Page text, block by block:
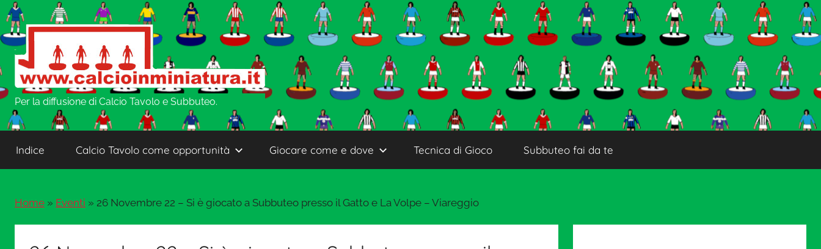
Salta
al
contenuto
w
w
w
.
Per la diffusione di Calcio Tavolo e Subbuteo.
Indice Calcio Tavolo come opportunità Giocare come e dove Tecnica di Gioco Subbuteo fai da te
Home » Eventi » 26 Novembre 22 – Si è giocato a Subbuteo presso il Gatto e La Volpe – Viareggio